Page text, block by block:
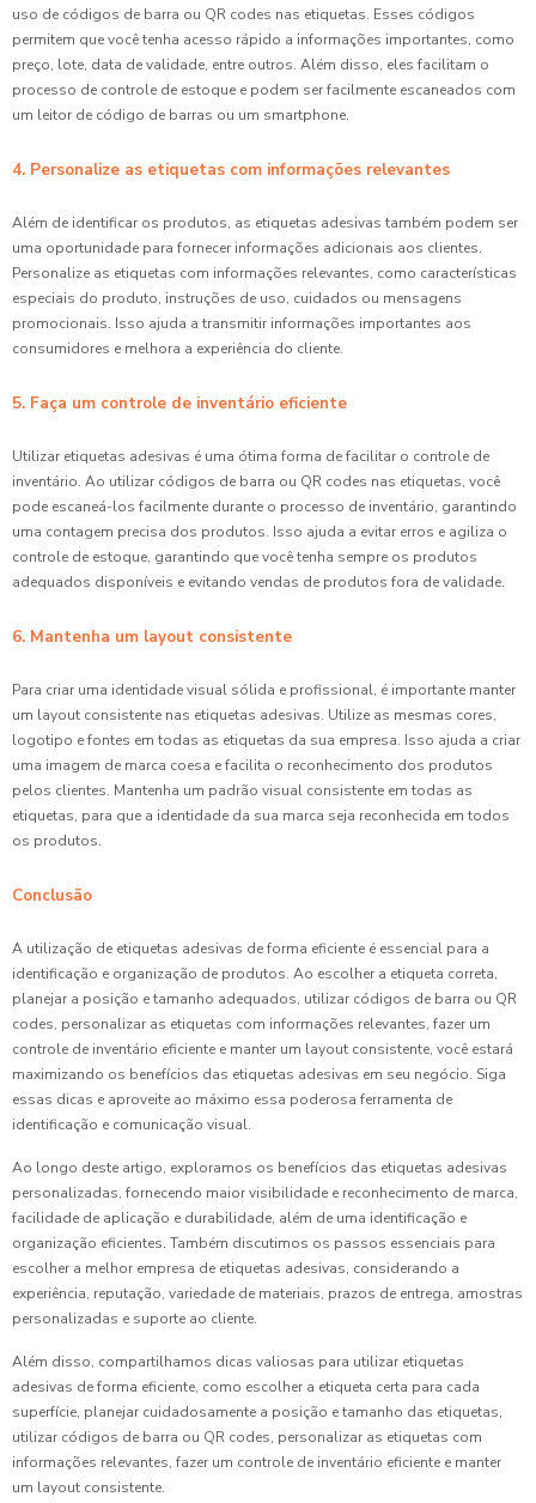
uso de códigos de barra ou QR codes nas etiquetas. Esses códigos
permitem que você tenha acesso rápido a informações importantes, como
preço, lote, data de validade, entre outros. Além disso, eles facilitam o
processo de controle de estoque e podem ser facilmente escaneados com
um leitor de código de barras ou um smartphone.
4. Personalize as etiquetas com informações relevantes
Além de identificar os produtos, as etiquetas adesivas também podem ser
uma oportunidade para fornecer informações adicionais aos clientes.
Personalize as etiquetas com informações relevantes, como características
especiais do produto, instruções de uso, cuidados ou mensagens
promocionais. Isso ajuda a transmitir informações importantes aos
consumidores e melhora a experiência do cliente.
5. Faça um controle de inventário eficiente
Utilizar etiquetas adesivas é uma ótima forma de facilitar o controle de
inventário. Ao utilizar códigos de barra ou QR codes nas etiquetas, você
pode escaneá-los facilmente durante o processo de inventário, garantindo
uma contagem precisa dos produtos. Isso ajuda a evitar erros e agiliza o
controle de estoque, garantindo que você tenha sempre os produtos
adequados disponíveis e evitando vendas de produtos fora de validade.
6. Mantenha um layout consistente
Para criar uma identidade visual sólida e profissional, é importante manter
um layout consistente nas etiquetas adesivas. Utilize as mesmas cores,
logotipo e fontes em todas as etiquetas da sua empresa. Isso ajuda a criar
uma imagem de marca coesa e facilita o reconhecimento dos produtos
pelos clientes. Mantenha um padrão visual consistente em todas as
etiquetas, para que a identidade da sua marca seja reconhecida em todos
os produtos.
Conclusão
A utilização de etiquetas adesivas de forma eficiente é essencial para a
identificação e organização de produtos. Ao escolher a etiqueta correta,
planejar a posição e tamanho adequados, utilizar códigos de barra ou QR
codes, personalizar as etiquetas com informações relevantes, fazer um
controle de inventário eficiente e manter um layout consistente, você estará
maximizando os benefícios das etiquetas adesivas em seu negócio. Siga
essas dicas e aproveite ao máximo essa poderosa ferramenta de
identificação e comunicação visual.
Ao longo deste artigo, exploramos os benefícios das etiquetas adesivas
personalizadas, fornecendo maior visibilidade e reconhecimento de marca,
facilidade de aplicação e durabilidade, além de uma identificação e
organização eficientes. Também discutimos os passos essenciais para
escolher a melhor empresa de etiquetas adesivas, considerando a
experiência, reputação, variedade de materiais, prazos de entrega, amostras
personalizadas e suporte ao cliente.
Além disso, compartilhamos dicas valiosas para utilizar etiquetas
adesivas de forma eficiente, como escolher a etiqueta certa para cada
superfície, planejar cuidadosamente a posição e tamanho das etiquetas,
utilizar códigos de barra ou QR codes, personalizar as etiquetas com
informações relevantes, fazer um controle de inventário eficiente e manter
um layout consistente.